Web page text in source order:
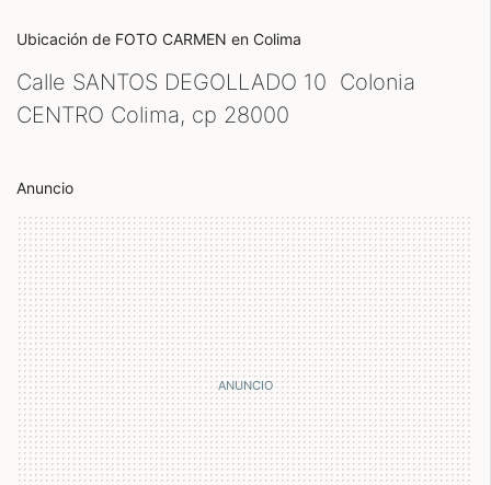
Ubicación de FOTO CARMEN en Colima
Calle SANTOS DEGOLLADO 10 Colonia
CENTRO Colima, cp 28000
Anuncio